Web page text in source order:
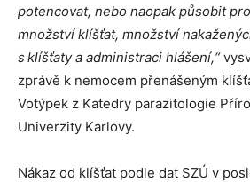
potencovat, nebo naopak působit
množství klíšťat, množství
s klíšťaty a administraci hlášení,“
zprávě k nemocem přenášeným
Votýpek z Katedry parazitologie
Univerzity Karlovy.
Nákaz od klíšťat podle dat SZÚ v